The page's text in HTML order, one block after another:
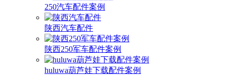
250汽车配件案例
陕西汽车配件
陕西250军车配件案例
huluwa葫芦娃下载配件案例